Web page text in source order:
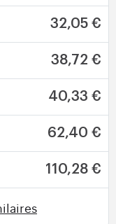
32,05 €
38,72 €
40,33 €
62,40 €
110,28 €